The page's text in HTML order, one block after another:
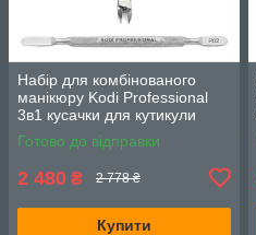
Набір для комбінованого
манікюру Kodi Professional
3в1 кусачки для кутикули
NS02 шабер P02 та ножиці
S02
Готово до відправки
2 480 ₴ 2 778 ₴
Купити